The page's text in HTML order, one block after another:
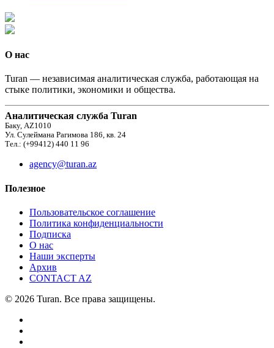
О нас
Turan — независимая аналитическая служба, работающая на
стыке политики, экономики и общества.
Аналитическая служба Turan
Баку, AZ1010
Ул. Сулеймана Рагимова 186, кв. 24
Тел.: (+99412) 440 11 96
agency@turan.az
Полезное
Пользовательское соглашение
Политика конфиденциальности
Подписка
О нас
Наши эксперты
Архив
CONTACT AZ
© 2026 Turan. Все права защищены.